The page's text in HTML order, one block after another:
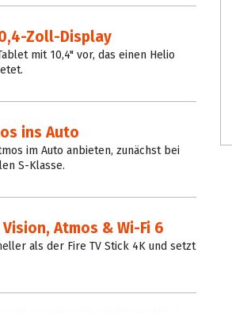
Zoll-Display
mit 10,4" vor, das einen Helio
ins Auto
im Auto anbieten, zunächst bei
S-Klasse.
Atmos & Wi-Fi 6
als der Fire TV Stick 4K und setzt